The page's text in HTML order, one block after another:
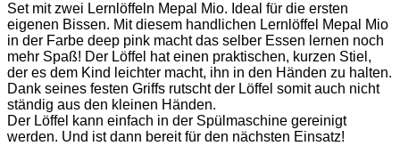
Set mit zwei Lernlöffeln Mepal Mio. Ideal für die ersten
eigenen Bissen. Mit diesem handlichen Lernlöffel Mepal Mio
in der Farbe deep pink macht das selber Essen lernen noch
mehr Spaß! Der Löffel hat einen praktischen, kurzen Stiel,
der es dem Kind leichter macht, ihn in den Händen zu halten.
Dank seines festen Griffs rutscht der Löffel somit auch nicht
ständig aus den kleinen Händen.
Der Löffel kann einfach in der Spülmaschine gereinigt
werden. Und ist dann bereit für den nächsten Einsatz!